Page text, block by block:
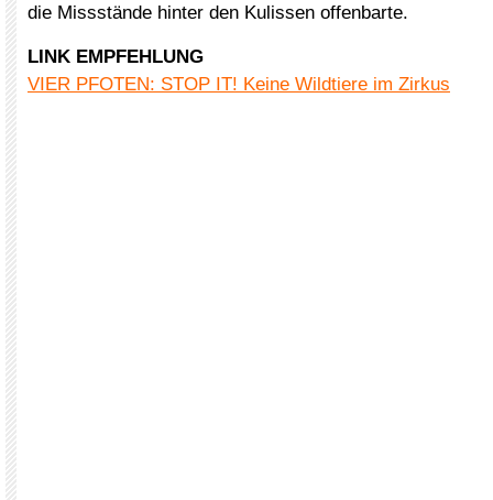
die Missstände hinter den Kulissen offenbarte.
LINK EMPFEHLUNG
VIER PFOTEN: STOP IT! Keine Wildtiere im Zirkus